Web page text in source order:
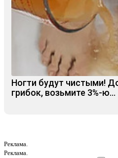
Ногти будут чистыми!
грибок, возьмите 3%-ю…
Реклама.
Реклама.